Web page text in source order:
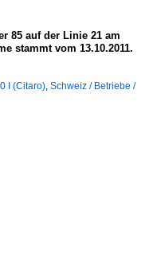
85 auf der Linie 21 am
stammt vom 13.10.2011.
I (Citaro), Schweiz / Betriebe /